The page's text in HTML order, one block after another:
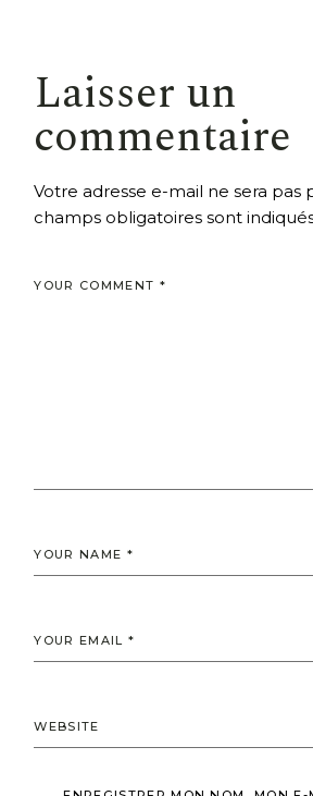
Laisser un
commentaire
Votre adresse e-mail ne sera pas
champs obligatoires sont